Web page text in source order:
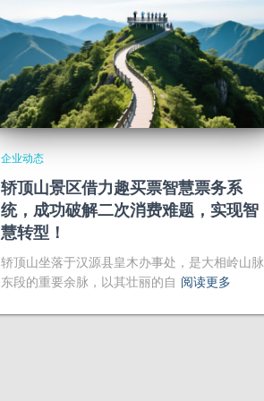
企业动态
轿顶山景区借力趣买票智慧票务系
统，成功破解二次消费难题，实现智
慧转型！
轿顶山坐落于汉源县皇木办事处，是大相岭山脉
东段的重要余脉，以其壮丽的自 阅读更多